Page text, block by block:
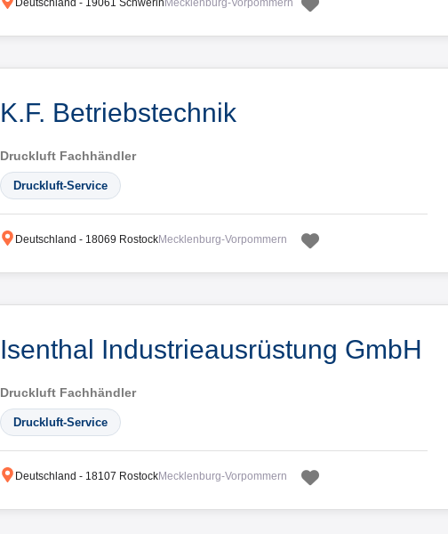
Deutschland - 19061 Schwerin Mecklenburg-Vorpommern
K.F. Betriebstechnik
Druckluft Fachhändler
Druckluft-Service
Deutschland - 18069 RostockMecklenburg-Vorpommern
Isenthal Industrieausrüstung GmbH
Druckluft Fachhändler
Druckluft-Service
Deutschland - 18107 RostockMecklenburg-Vorpommern